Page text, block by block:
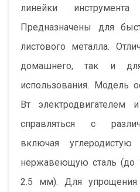
линейки
Предназначены для
листового металла.
домашнего, так и для
использования. Модель
Вт электродвигателем
справляться с
включая
нержавеющую сталь (до
2.5 мм). Для упрощения